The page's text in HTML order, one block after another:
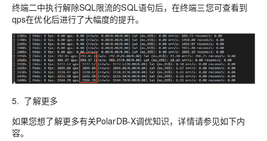
终端二中执行解除SQL限流的SQL语句后，在终端三您可查看到
qps在优化后进行了大幅度的提升。
5. 了解更多
如果您想了解更多有关PolarDB-X调优知识，详情请参见如下内
容。